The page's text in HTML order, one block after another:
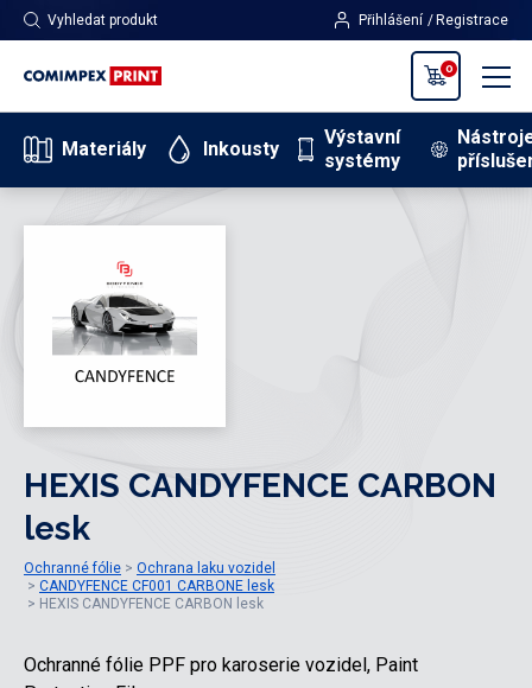
Vyhledat produkt Přihlášení Registrace
0
Materiály Inkousty
Výstavní
systémy
HEXIS CANDYFENCE CARBON
lesk
Ochranné fólie
Ochrana laku vozidel
CANDYFENCE CF001 CARBONE lesk
HEXIS CANDYFENCE CARBON lesk
Ochranné fólie PPF pro karoserie vozidel, Paint